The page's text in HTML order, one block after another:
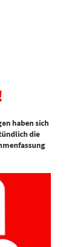
haben sich
die